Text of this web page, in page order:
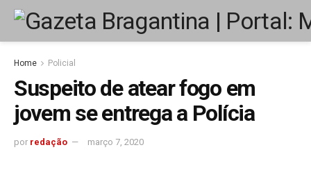
Home Policial
Suspeito de atear fogo em
jovem se entrega a Polícia
por redação março 7, 2020